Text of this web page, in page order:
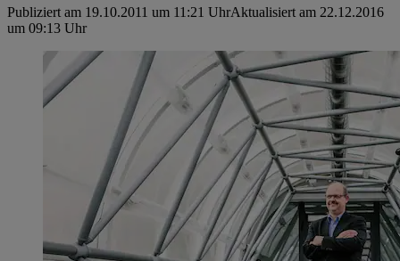
Publiziert am 19.10.2011 um 11:21 UhrAktualisiert am 22.12.2016
um 09:13 Uhr